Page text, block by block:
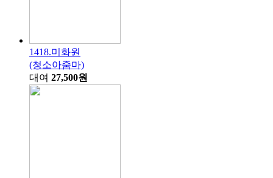
1418.미화원
(청소아줌마)
대여 27,500원